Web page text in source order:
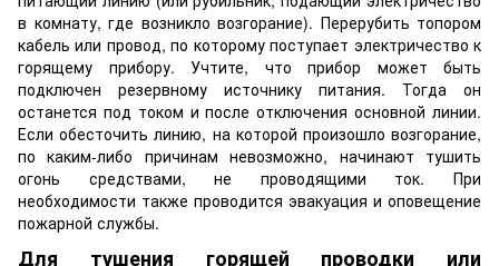
в комнату, где возникло возгорание). Перерубить топором
кабель или провод, по которому поступает электричество к
горящему прибору. Учтите, что прибор может быть
подключен резервному источнику питания. Тогда он
останется под током и после отключения основной линии.
Если обесточить линию, на которой произошло возгорание,
по каким-либо причинам невозможно, начинают тушить
огонь средствами, не проводящими ток. При
необходимости также проводится эвакуация и оповещение
пожарной службы.
Для тушения горящей проводки или